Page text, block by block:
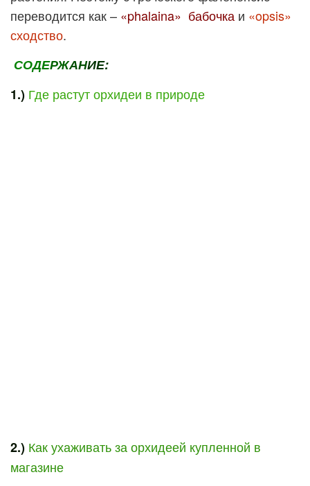
переводится как – «phalaina» бабочка и «opsis»
сходство.
СОДЕРЖАНИЕ:
1.) Где растут орхидеи в природе
2.) Как ухаживать за орхидеей купленной в
магазине